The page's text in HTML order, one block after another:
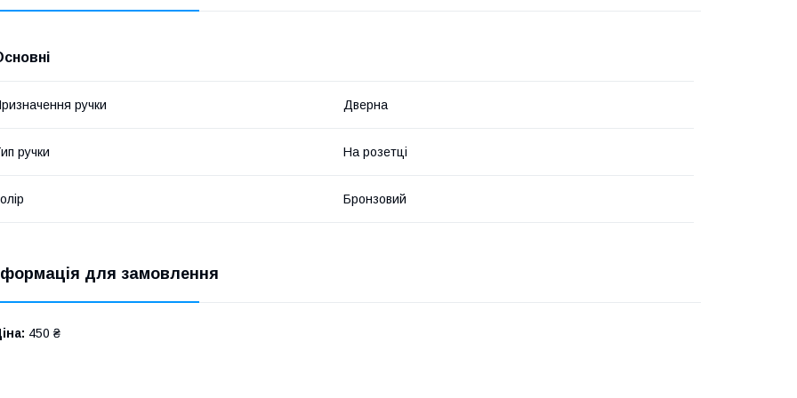
ручки Дверна
ручки На розетці
Бронзовий
для замовлення
450 ₴